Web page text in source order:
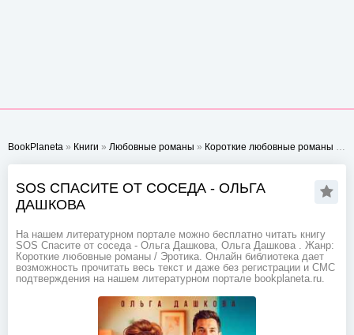
BookPlaneta » Книги » Любовные романы » Короткие любовные романы
SOS СПАСИТЕ ОТ СОСЕДА - ОЛЬГА
ДАШКОВА
На нашем литературном портале можно бесплатно читать книгу
SOS Спасите от соседа - Ольга Дашкова, Ольга Дашкова . Жанр:
Короткие любовные романы / Эротика. Онлайн библиотека дает
возможность прочитать весь текст и даже без регистрации и СМС
подтверждения на нашем литературном портале bookplaneta.ru.